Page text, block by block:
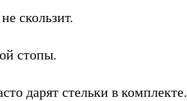
скользит.
стопы.
дарят стельки в комплекте.